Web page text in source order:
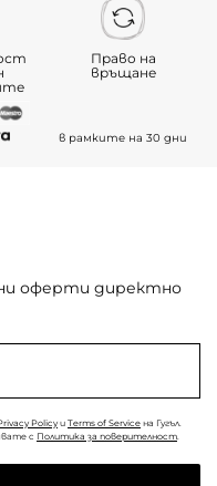
Право на
връщане
в рамките на 30 дни
оферти директно
Policyи Terms of Service на Гугъл.
с Политика за поверителност